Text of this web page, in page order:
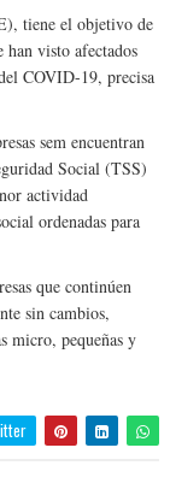
tiene el objetivo de
han vis­to afectados
COVID-19, precisa
sem encuentran
Social (TSS)
activi­dad
ordenadas para
que continúen
sin cambios,
micro, pequeñas y